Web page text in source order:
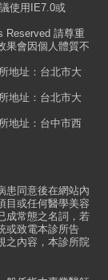
使用IE7.0或
Reserved 請尊重
果會因個人體質不
地址：台北市大
地址：台北市大
地址：台中市西
患同意後在網站內
目或任何醫學美容
成常態之名詞，若
或致電本診所告
之內容，本診所院